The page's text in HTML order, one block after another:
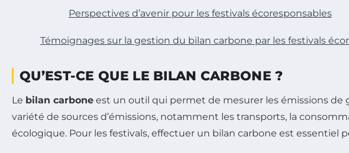
Perspectives d’avenir pour les festivals écoresponsables
Témoignages sur la gestion du bilan carbone par les festivals
QU’EST-CE QUE LE BILAN CARBONE ?
Le bilan carbone est un outil qui permet de mesurer les émissions de
variété de sources d’émissions, notamment les transports, la
écologique. Pour les festivals, effectuer un bilan carbone est